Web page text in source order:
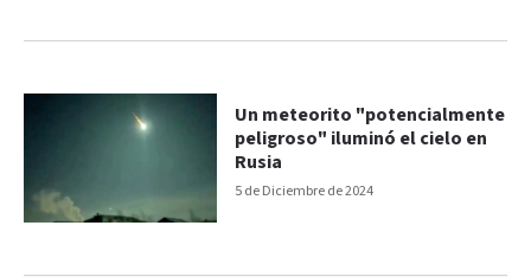
5 de Diciembre de 2024
Un meteorito "potencialmente
peligroso" iluminó el cielo en
Rusia